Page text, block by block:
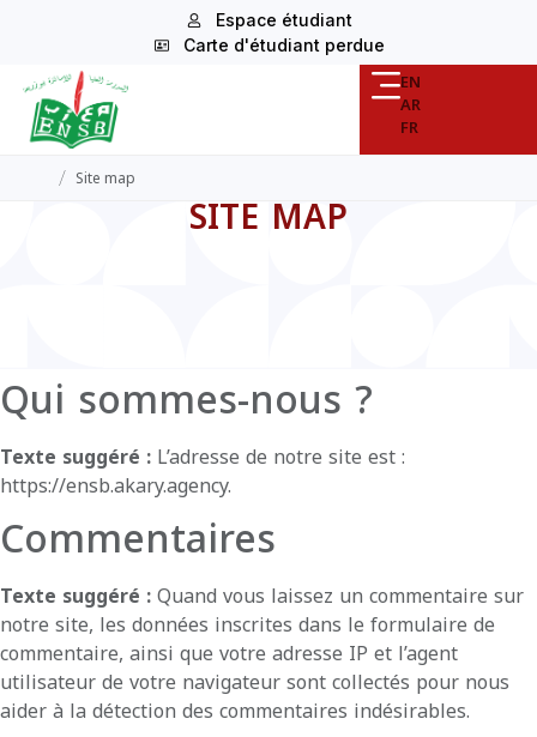
Espace étudiant
Carte d'étudiant perdue
EN
AR
FR
/ Site map
SITE MAP
Qui sommes-nous ?
Texte suggéré :L’adresse de notre site est :
https://ensb.akary.agency.
Commentaires
Texte suggéré :Quand vous laissez un commentaire sur
notre site, les données inscrites dans le formulaire de
commentaire, ainsi que votre adresse IP et l’agent
utilisateur de votre navigateur sont collectés pour nous
aider à la détection des commentaires indésirables.